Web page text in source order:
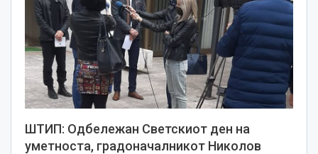
ШТИП: Одбележан Светскиот ден на
уметноста, градоначалникот Николов